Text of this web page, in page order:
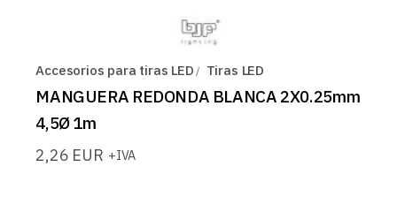
Accesorios para tiras LED Tiras LED
MANGUERA REDONDA BLANCA 2X0.25mm
4,5Ø 1m
2,26 EUR +IVA